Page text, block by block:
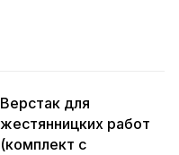
Верстак для
жестянницких работ
(комплект с